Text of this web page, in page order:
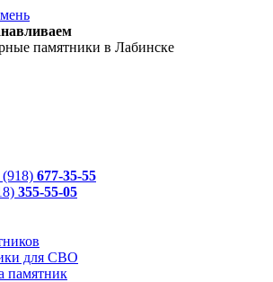
памятники в Лабинске
677-35-55
355-55-05
для СВО
памятник